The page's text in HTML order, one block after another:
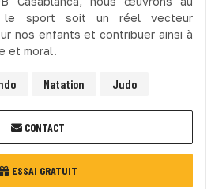
le sport soit un réel vecteur
nos enfants et contribuer ainsi à
et moral.
Natation Judo
CONTACT
ESSAI GRATUIT